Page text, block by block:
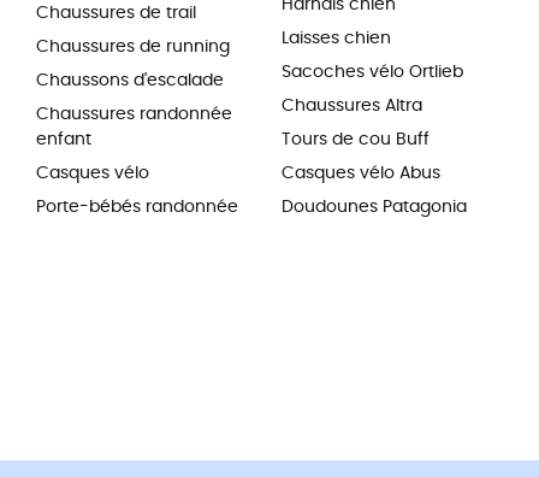
Chaussures de trail
Chaussures de running
Chaussons d'escalade
Chaussures randonnée
enfant
Casques vélo
Porte-bébés randonnée
Harnais chien
Laisses chien
Sacoches vélo Ortlieb
Chaussures Altra
Tours de cou Buff
Casques vélo Abus
Doudounes Patagonia